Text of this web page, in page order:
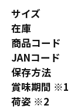
サイズ
商品コード
在庫
JANコード
保存方法
賞味期間 ※1
荷姿 ※2